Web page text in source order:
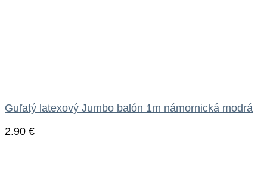
Guľatý latexový Jumbo balón 1m námornická modrá
2.90 €